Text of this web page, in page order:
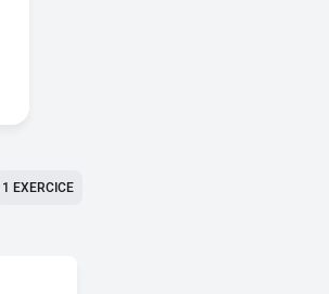
1 EXERCICE